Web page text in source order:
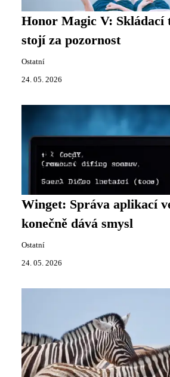
Honor Magic V: Skládací
stojí za pozornost
Ostatní
24. 05. 2026
Winget: Správa aplikací
konečně dává smysl
Ostatní
24. 05. 2026